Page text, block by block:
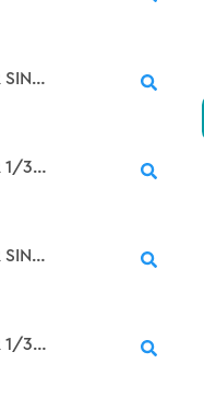
SIMOVERT P MICROMASTER SINGLE-PH. 230V 50/60HZ, MM25 WITH MM25 FILTER RATED OUTPUT 250W WEIGHT 1.9KG
SIMOVERT P MICROMASTER 1/3-PH. 230V 50/60HZ, MM25/2 RATED OUTPUT 250W WEIGHT 1.8KG
SIMOVERT P MICROMASTER SINGLE-PH. 230V 50/60HZ, MM37 WITH MM37 FILTER RATED OUTPUT 370W WEIGHT 1.9KG
SIMOVERT P MICROMASTER 1/3-PH. 230V 50/60HZ, MM37/2 RATED OUTPUT 370W WEIGHT 1.8KG